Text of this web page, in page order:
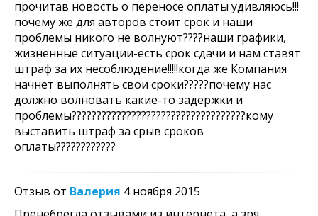
прочитав новость о переносе оплаты удивляюсь!!!
почему же для авторов стоит срок и наши
проблемы никого не волнуют????наши графики,
жизненные ситуации-есть срок сдачи и нам ставят
штраф за их несоблюдение!!!!!когда же Компания
начнет выполнять свои сроки?????почему нас
должно волновать какие-то задержки и
проблемы???????????????????????????????????кому
выставить штраф за срыв сроков
оплаты????????????
Отзыв от Валерия 4 ноября 2015